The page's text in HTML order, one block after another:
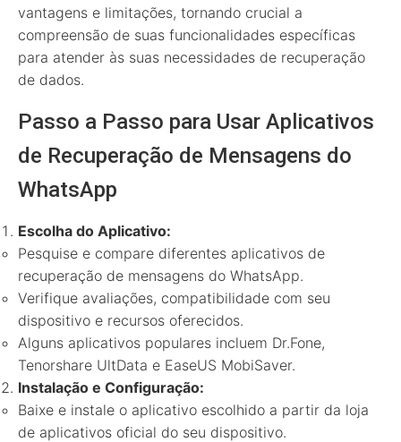
vantagens e limitações, tornando crucial a
compreensão de suas funcionalidades específicas
para atender às suas necessidades de recuperação
de dados.
Passo a Passo para Usar Aplicativos
de Recuperação de Mensagens do
WhatsApp
Escolha do Aplicativo:
Pesquise e compare diferentes aplicativos de
recuperação de mensagens do WhatsApp.
Verifique avaliações, compatibilidade com seu
dispositivo e recursos oferecidos.
Alguns aplicativos populares incluem Dr.Fone,
Tenorshare UltData e EaseUS MobiSaver.
Instalação e Configuração:
Baixe e instale o aplicativo escolhido a partir da loja
de aplicativos oficial do seu dispositivo.